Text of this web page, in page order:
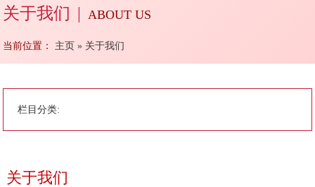
关于我们 | ABOUT US
当前位置： 主页 » 关于我们
栏目分类:
关于我们